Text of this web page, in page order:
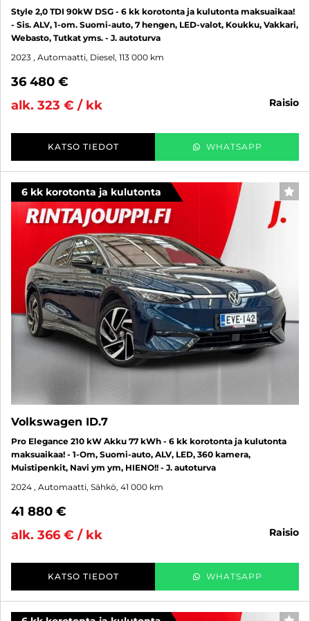
Style 2,0 TDI 90kW DSG - 6 kk korotonta ja kulutonta maksuaikaa!
- Sis. ALV, 1-om. Suomi-auto, 7 hengen, LED-valot, Koukku, Vakkari,
Webasto, Tutkat yms. - J. autoturva
2023 , Automaatti, Diesel, 113 000 km
36 480 €
alk. 323 € / kk
raisio
KATSO TIEDOT WHATSAPP
6 kk korotonta ja kulutonta
Volkswagen ID.7
Pro Elegance 210 kW Akku 77 kWh - 6 kk korotonta ja kulutonta
maksuaikaa! - 1-Om, Suomi-auto, ALV, LED, 360 kamera,
Muistipenkit, Navi ym ym, HIENO!! - J. autoturva
2024 , Automaatti, Sähkö, 41 000 km
41 880 €
alk. 366 € / kk
raisio
KATSO TIEDOT WHATSAPP